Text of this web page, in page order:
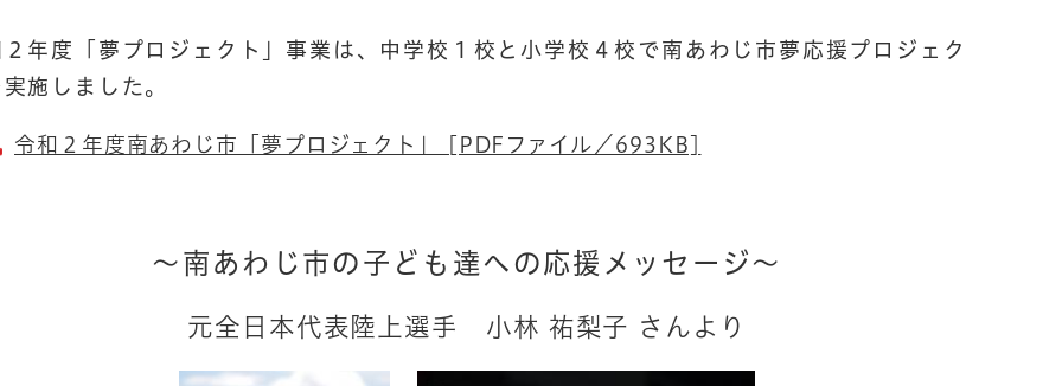
年度「夢プロジェクト」事業は、中学校１校と小学校４校で南あわじ市夢応援プロジェク
施しました。
令和２年度南あわじ市「夢プロジェクト」 [PDFファイル／693KB]
～南あわじ市の子ども達への応援メッセージ～
元全日本代表陸上選手 小林 祐梨子 さんより